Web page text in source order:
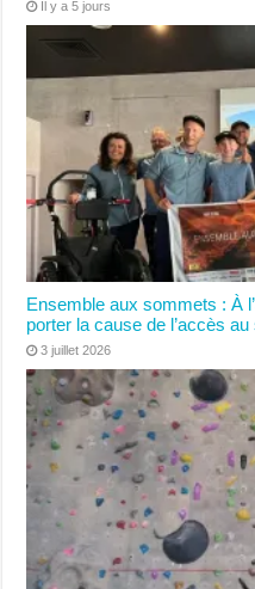
Il y a 5 jours
Ensemble aux sommets : À
porter la cause de l’accès au
3 juillet 2026